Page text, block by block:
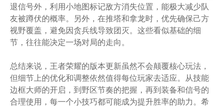
退信号外，利用小地图标记敌方消失位置，能极大减少队
友被蹲伏的概率。另外，在推塔和拿龙时，优先确保己方
视野覆盖，避免因贪兵线导致团灭。这些看似基础的细
节，往往能决定一场对局的走向。
总结来说，王者荣耀的版本更新虽然不会颠覆核心玩法，
但细节上的优化和调整依然值得每位玩家去适应。从技能
边框大师的开启，到野区节奏的把握，再到装备和信号的
合理使用，每一个小技巧都可能成为提升胜率的助力。希